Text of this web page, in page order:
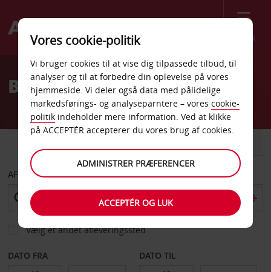
Menu
Welcome
AvisBilleje Berkeley
AFHENT FRA
Vælg et andet afleveringssted
DATO FRA DATO TIL
Vores cookie-politik
Vi bruger cookies til at vise dig tilpassede tilbud, til
analyser og til at forbedre din oplevelse på vores
hjemmeside. Vi deler også data med pålidelige
markedsførings- og analyseparntere – vores cookie-
politik indeholder mere information. Ved at klikke
på ACCEPTÉR accepterer du vores brug af cookies.
ADMINISTRER PRÆFERENCER
ACCEPTÉR OG LUK